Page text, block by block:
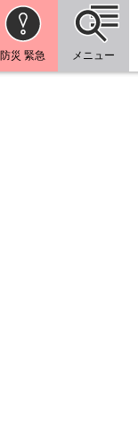
防災 緊急 メニュー